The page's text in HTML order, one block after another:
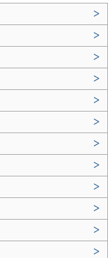
>
>
>
>
>
>
>
>
>
>
>
>